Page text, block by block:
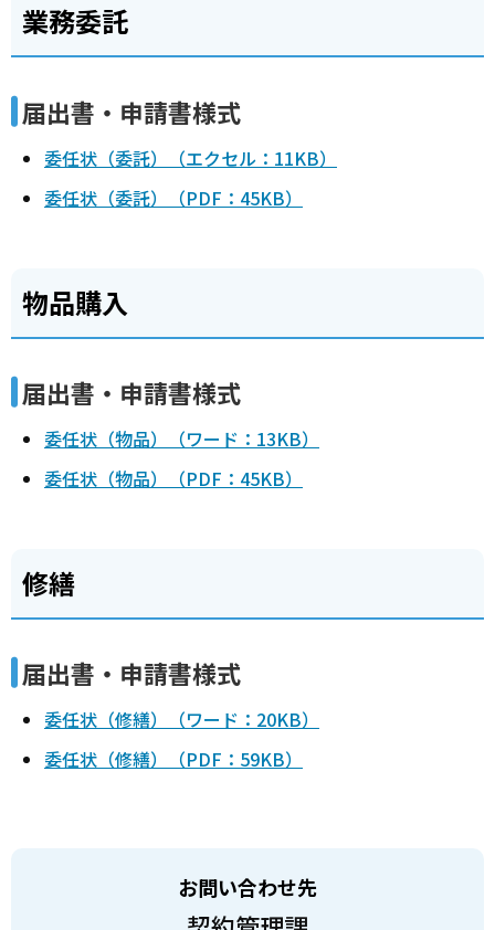
業務委託
届出書・申請書様式
委任状（委託）（エクセル：11KB）
委任状（委託）（PDF：45KB）
物品購入
届出書・申請書様式
委任状（物品）（ワード：13KB）
委任状（物品）（PDF：45KB）
修繕
届出書・申請書様式
委任状（修繕）（ワード：20KB）
委任状（修繕）（PDF：59KB）
お問い合わせ先